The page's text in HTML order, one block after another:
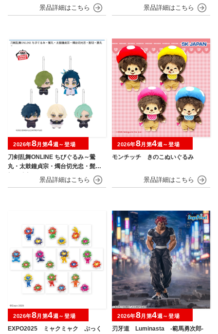
刀剣乱舞ONLINE ちびぐるみ～鶯
丸・太鼓鐘貞宗・燭台切光忠・髭
2026年8月第4週～登場
モンチッチ きのこぬいぐるみ
2026年8月第4週～登場
EXPO2025 ミャクミャク ぷっく
2026年8月第4週～登場
刃牙道 Luminasta ‐範馬勇次郎‐
2026年8月第4週～登場